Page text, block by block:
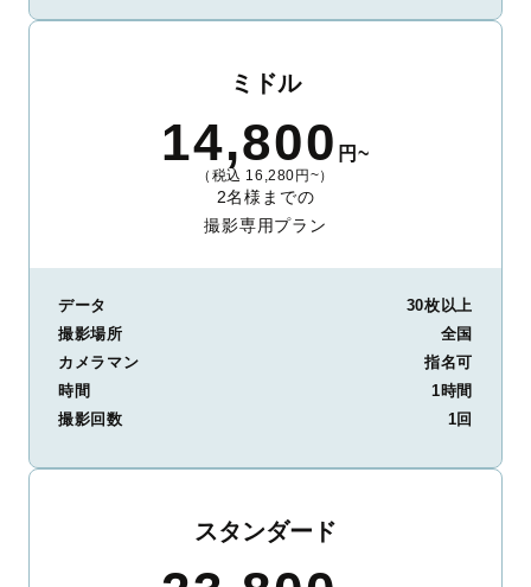
ミドル
14,800 円~
（税込 16,280円~）
2名様までの
撮影専用プラン
データ
30枚以上
撮影場所
全国
カメラマン
指名可
時間
1時間
撮影回数
1回
スタンダード